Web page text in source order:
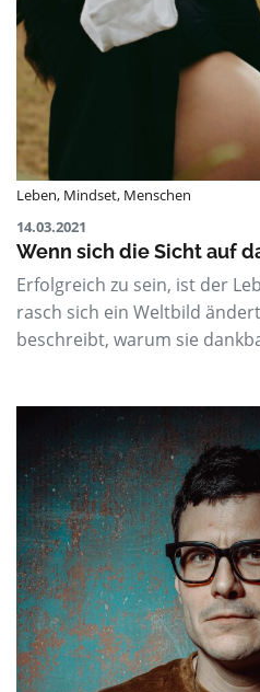
Leben, Mindset, Menschen
14.03.2021
Wenn sich die Sicht auf
Erfolgreich zu sein, ist der
rasch sich ein Weltbild
beschreibt, warum sie